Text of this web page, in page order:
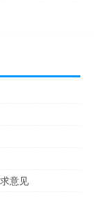
意见